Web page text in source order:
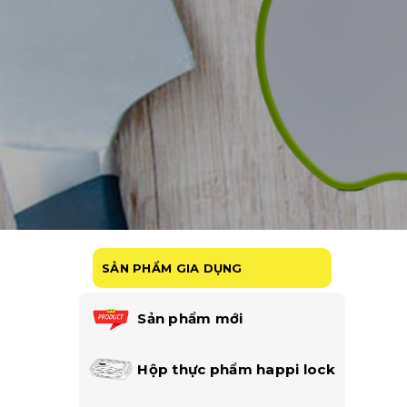
SẢN PHẨM GIA DỤNG
Sản phẩm mới
Hộp thực phẩm happi lock